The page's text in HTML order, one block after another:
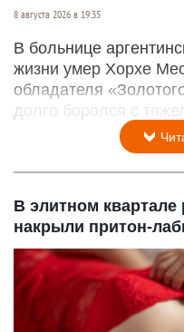
8 августа 2026 в 19:35
В больнице
жизни умер Хорхе
обладателя
долго боролся с
В элитном квартале
накрыли притон-